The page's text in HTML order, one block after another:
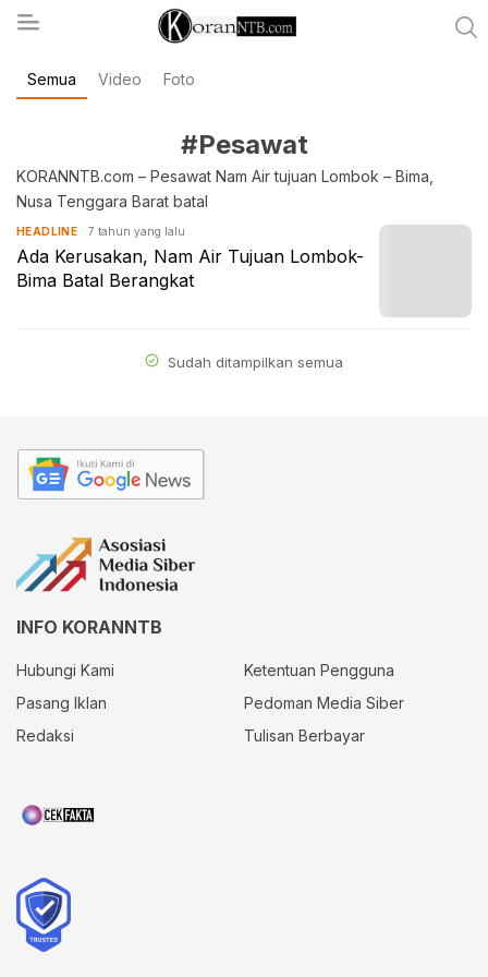
koranntb.com
Semua Video Foto
#Pesawat
KORANNTB.com – Pesawat Nam Air tujuan Lombok – Bima,
Nusa Tenggara Barat batal
HEADLINE 7 tahun yang lalu
Ada Kerusakan, Nam Air Tujuan Lombok-
Bima Batal Berangkat
Sudah ditampilkan semua
INFO KORANNTB
Hubungi Kami
Ketentuan Pengguna
Pasang Iklan
Pedoman Media Siber
Redaksi
Tulisan Berbayar